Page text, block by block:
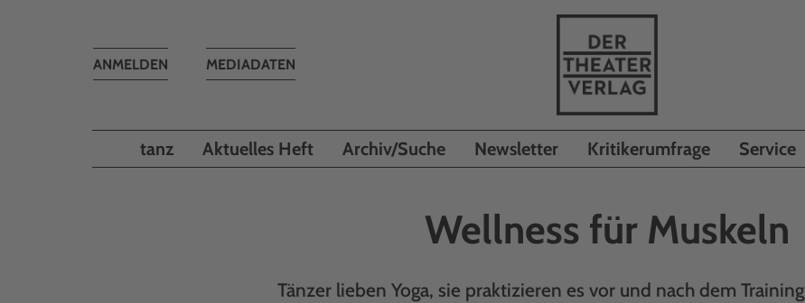
MEDIADATEN
Toggle
ANMELDEN
tanz Aktuelles Heft Archiv/Suche Newsletter Kritikerumfrage Service
Wellness für Muskeln
Tänzer lieben Yoga, sie praktizieren es vor und nach dem